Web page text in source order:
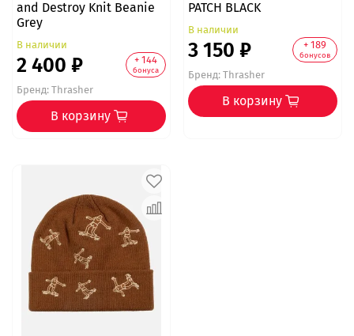
and Destroy Knit Beanie
Grey
В наличии
2 400 ₽ + 144
бонуса
Бренд:Thrasher
В корзину
PATCH BLACK
В наличии
3 150 ₽ + 189
бонусов
Бренд:Thrasher
В корзину